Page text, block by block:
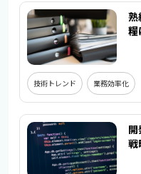
熟
糧
技術トレンド 業務効率化
戦